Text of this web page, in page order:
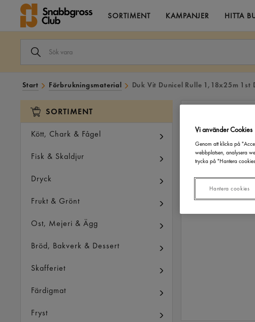
SORTIMENT KAMPANJER HITTA
VARA
Start Förbrukningsmaterial Duk Vit Dunicel Rulle 1,18x25m 1st
SORTIMENT
Kött, Chark & Fågel
Fisk & Skaldjur
Dryck
Frukt & Grönt
Ost, Mejeri & Ägg
Bröd, Bakverk & Dessert
Skafferiet
Färdigmat
Fryst
Vi använder Cookies
Genom att klicka på
webbplatsen, analysera
trycka på "Hantera
Hantera cookies